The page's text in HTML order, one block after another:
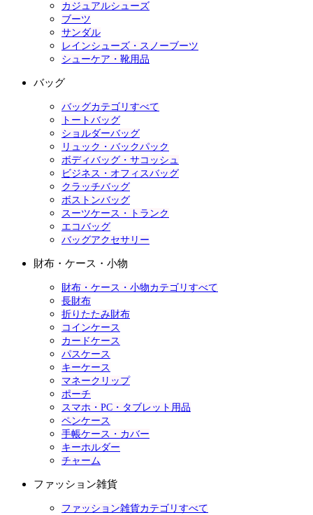
カジュアルシューズ
ブーツ
サンダル
レインシューズ・スノーブーツ
シューケア・靴用品
バッグ
バッグカテゴリすべて
トートバッグ
ショルダーバッグ
リュック・バックパック
ボディバッグ・サコッシュ
ビジネス・オフィスバッグ
クラッチバッグ
ボストンバッグ
スーツケース・トランク
エコバッグ
バッグアクセサリー
財布・ケース・小物
財布・ケース・小物カテゴリすべて
長財布
折りたたみ財布
コインケース
カードケース
パスケース
キーケース
マネークリップ
ポーチ
スマホ・PC・タブレット用品
ペンケース
手帳ケース・カバー
キーホルダー
チャーム
ファッション雑貨
ファッション雑貨カテゴリすべて